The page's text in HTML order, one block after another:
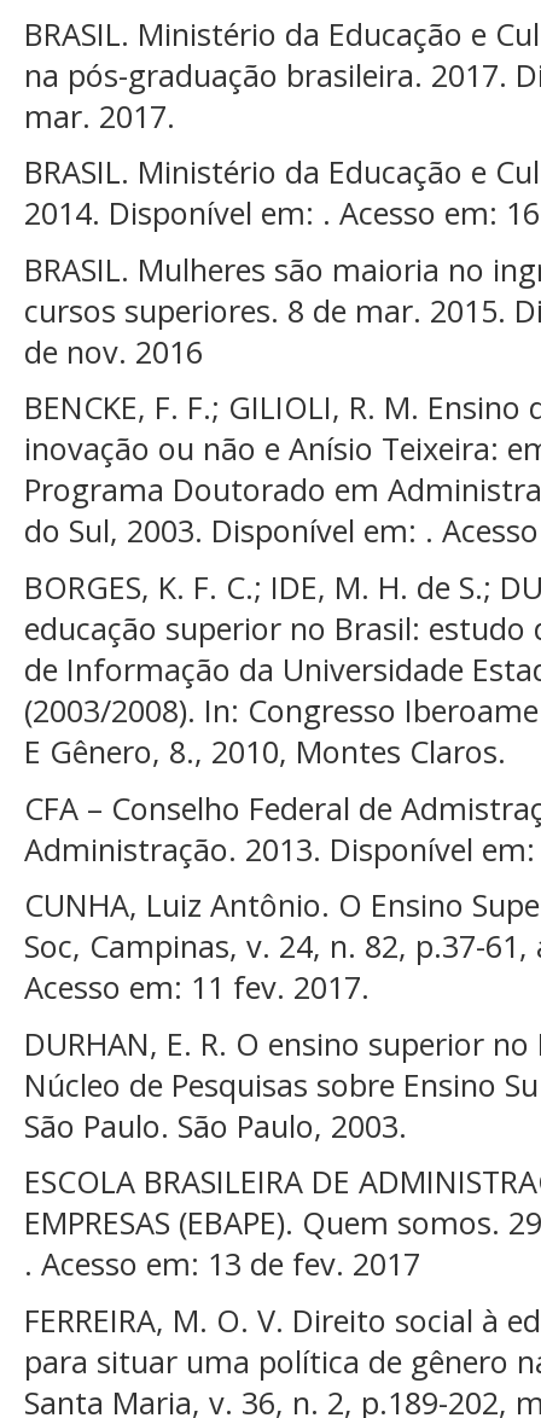
BRASIL. Ministério da Educação e
na pós-graduação brasileira. 2017.
mar. 2017.
BRASIL. Ministério da Educação e
2014. Disponível em: . Acesso em:
BRASIL. Mulheres são maioria no
cursos superiores. 8 de mar. 2015.
de nov. 2016
BENCKE, F. F.; GILIOLI, R. M.
inovação ou não e Anísio Teixeira:
Programa Doutorado em
do Sul, 2003. Disponível em: .
BORGES, K. F. C.; IDE, M. H. de S.;
educação superior no Brasil: estudo
de Informação da Universidade
(2003/2008). In: Congresso
E Gênero, 8., 2010, Montes Claros.
CFA – Conselho Federal de
Administração. 2013. Disponível
CUNHA, Luiz Antônio. O Ensino
Soc, Campinas, v. 24, n. 82, p.37-
Acesso em: 11 fev. 2017.
DURHAN, E. R. O ensino superior
Núcleo de Pesquisas sobre Ensino
São Paulo. São Paulo, 2003.
ESCOLA BRASILEIRA DE
EMPRESAS (EBAPE). Quem somos.
. Acesso em: 13 de fev. 2017
FERREIRA, M. O. V. Direito social à
para situar uma política de gênero
Santa Maria, v. 36, n. 2, p.189-202,